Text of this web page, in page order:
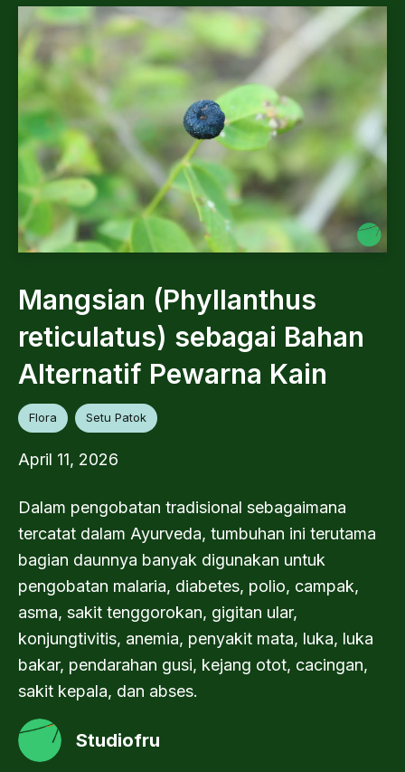
Mangsian (Phyllanthus
reticulatus) sebagai Bahan
Alternatif Pewarna Kain
Flora Setu Patok
April 11, 2026
Dalam pengobatan tradisional sebagaimana
tercatat dalam Ayurveda, tumbuhan ini terutama
bagian daunnya banyak digunakan untuk
pengobatan malaria, diabetes, polio, campak,
asma, sakit tenggorokan, gigitan ular,
konjungtivitis, anemia, penyakit mata, luka, luka
bakar, pendarahan gusi, kejang otot, cacingan,
sakit kepala, dan abses.
Studiofru